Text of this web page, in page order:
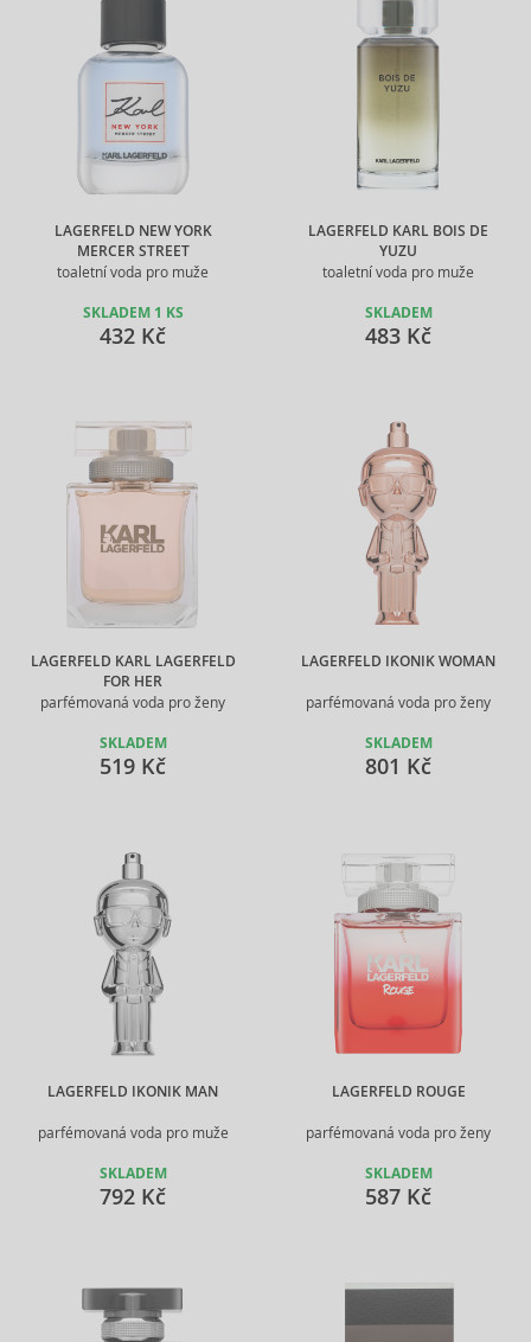
LAGERFELD NEW YORK
MERCER STREET
toaletní voda pro muže
SKLADEM 1 KS
432 Kč
LAGERFELD KARL BOIS DE
YUZU
toaletní voda pro muže
SKLADEM
483 Kč
LAGERFELD KARL LAGERFELD
FOR HER
parfémovaná voda pro ženy
SKLADEM
519 Kč
LAGERFELD IKONIK WOMAN
parfémovaná voda pro ženy
SKLADEM
801 Kč
LAGERFELD IKONIK MAN
parfémovaná voda pro muže
SKLADEM
792 Kč
LAGERFELD ROUGE
parfémovaná voda pro ženy
SKLADEM
587 Kč